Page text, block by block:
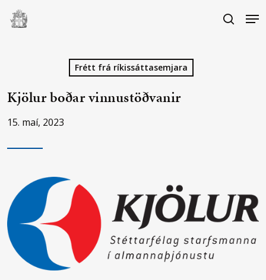
Skip
search
Frétt frá ríkissáttasemjara
Kjölur boðar vinnustöðvanir
15. maí, 2023